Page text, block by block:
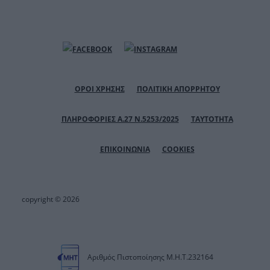
ΟΡΟΙ ΧΡΗΣΗΣ ΠΟΛΙΤΙΚΗ ΑΠΟΡΡΗΤΟΥ
ΠΛΗΡΟΦΟΡΙΕΣ Α.27 Ν.5253/2025 ΤΑΥΤΟΤΗΤΑ
ΕΠΙΚΟΙΝΩΝΙΑ COOKIES
copyright © 2026
Αριθμός Πιστοποίησης Μ.Η.Τ.232164